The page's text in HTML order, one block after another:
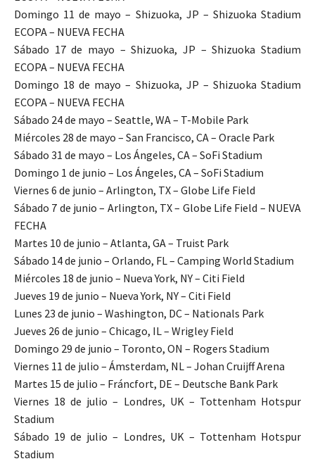
Domingo 11 de mayo – Shizuoka, JP – Shizuoka Stadium
ECOPA – NUEVA FECHA
Sábado 17 de mayo – Shizuoka, JP – Shizuoka Stadium
ECOPA – NUEVA FECHA
Domingo 18 de mayo – Shizuoka, JP – Shizuoka Stadium
ECOPA – NUEVA FECHA
Sábado 24 de mayo – Seattle, WA – T-Mobile Park
Miércoles 28 de mayo – San Francisco, CA – Oracle Park
Sábado 31 de mayo – Los Ángeles, CA – SoFi Stadium
Domingo 1 de junio – Los Ángeles, CA – SoFi Stadium
Viernes 6 de junio – Arlington, TX – Globe Life Field
Sábado 7 de junio – Arlington, TX – Globe Life Field – NUEVA
FECHA
Martes 10 de junio – Atlanta, GA – Truist Park
Sábado 14 de junio – Orlando, FL – Camping World Stadium
Miércoles 18 de junio – Nueva York, NY – Citi Field
Jueves 19 de junio – Nueva York, NY – Citi Field
Lunes 23 de junio – Washington, DC – Nationals Park
Jueves 26 de junio – Chicago, IL – Wrigley Field
Domingo 29 de junio – Toronto, ON – Rogers Stadium
Viernes 11 de julio – Ámsterdam, NL – Johan Cruijff Arena
Martes 15 de julio – Fráncfort, DE – Deutsche Bank Park
Viernes 18 de julio – Londres, UK – Tottenham Hotspur
Stadium
Sábado 19 de julio – Londres, UK – Tottenham Hotspur
Stadium